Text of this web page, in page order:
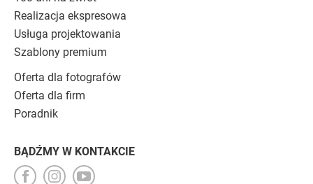
Realizacja ekspresowa
Usługa projektowania
Szablony premium
Oferta dla fotografów
Oferta dla firm
Poradnik
BĄDŹMY W KONTAKCIE